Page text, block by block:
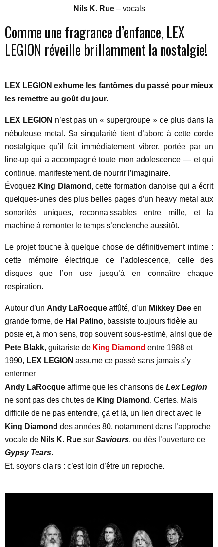
Nils K. Rue– vocals
Comme une fragrance d’enfance, LEX
LEGION réveille brillamment la nostalgie!
LEX LEGION exhume les fantômes du passé pour mieux
les remettre au goût du jour.
LEX LEGION n’est pas un « supergroupe » de plus dans la
nébuleuse metal. Sa singularité tient d’abord à cette corde
nostalgique qu’il fait immédiatement vibrer, portée par un
line-up qui a accompagné toute mon adolescence — et qui
continue, manifestement, de nourrir l’imaginaire.
Évoquez King Diamond , cette formation danoise qui a écrit
quelques-unes des plus belles pages d’un heavy metal aux
sonorités uniques, reconnaissables entre mille, et la
machine à remonter le temps s’enclenche aussitôt.
Le projet touche à quelque chose de définitivement intime :
cette mémoire électrique de l’adolescence, celle des
disques que l’on use jusqu’à en connaître chaque
respiration.
Autour d’un Andy LaRocque affûté, d’un Mikkey Dee en
grande forme, de Hal Patino, bassiste toujours fidèle au
poste et, à mon sens, trop souvent sous-estimé, ainsi que de
Pete Blakk, guitariste de King Diamond entre 1988 et
1990, LEX LEGION assume ce passé sans jamais s’y
enfermer.
Andy LaRocque affirme que les chansons de Lex Legion
ne sont pas des chutes de King Diamond . Certes. Mais
difficile de ne pas entendre, çà et là, un lien direct avec le
King Diamond des années 80, notamment dans l’approche
vocale de Nils K. Rue sur Saviours, ou dès l’ouverture de
Gypsy Tears.
Et, soyons clairs : c’est loin d’être un reproche.